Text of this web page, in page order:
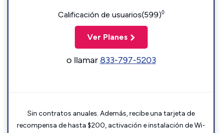
Calificación de usuarios(599)◊
Ver Planes
o llamar833-797-5203
Sin contratos anuales. Además, recibe una tarjeta de
recompensa de hasta $200, activación e instalación de Wi-